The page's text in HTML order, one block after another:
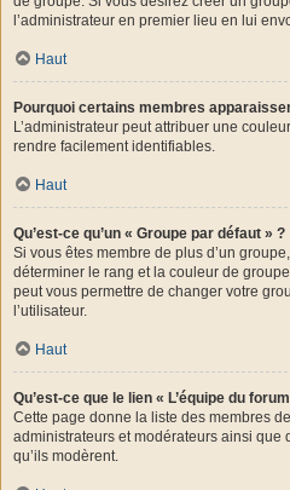
l’administrateur en premier lieu en lui
Haut
Pourquoi certains membres
L’administrateur peut attribuer une
rendre facilement identifiables.
Haut
Qu’est-ce qu’un « Groupe par défaut » ?
Si vous êtes membre de plus d’un
déterminer le rang et la couleur de
peut vous permettre de changer votre
l’utilisateur.
Haut
Qu’est-ce que le lien « L’équipe du
Cette page donne la liste des membres
administrateurs et modérateurs ainsi que
qu’ils modèrent.